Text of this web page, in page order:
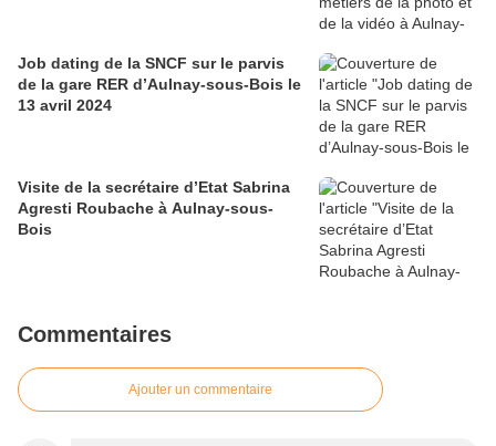
Job dating de la SNCF sur le parvis
de la gare RER d’Aulnay-sous-Bois le
13 avril 2024
Visite de la secrétaire d’Etat Sabrina
Agresti Roubache à Aulnay-sous-
Bois
Commentaires
Ajouter un commentaire